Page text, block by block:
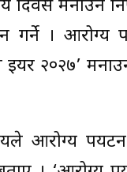
दिवस मनाउने
गर्ने ।
२०२७’
आरोग्य